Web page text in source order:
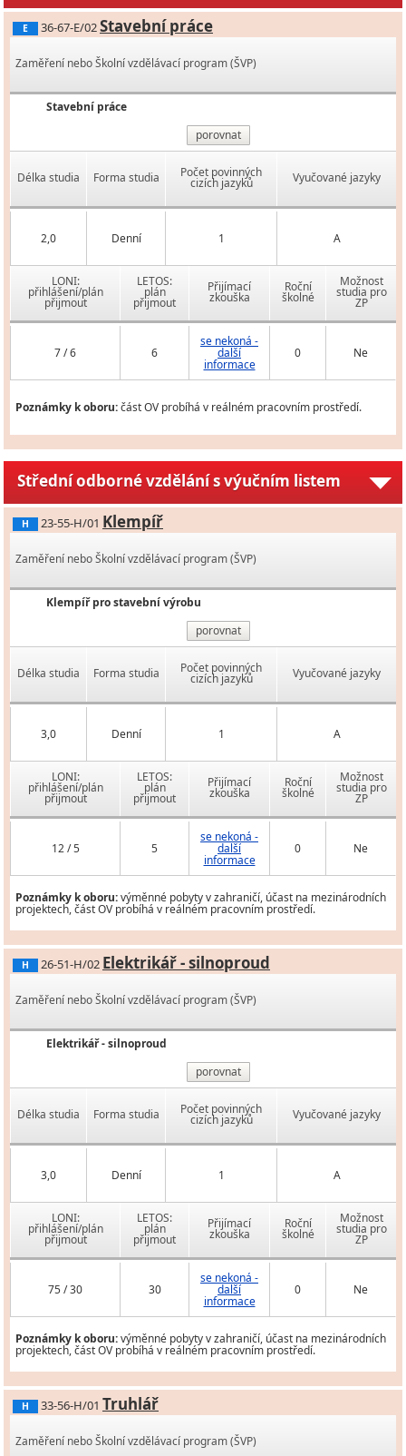
E 36-67-E/02Stavební práce
Zaměření nebo Školní vzdělávací program (ŠVP)
Stavební práce
porovnat
Délka studia Forma studia Počet povinných
cizích jazyků Vyučované jazyky
2,0 Denní 1 A
LONI:
přihlášení/plán
přijmout
LETOS:
plán
přijmout
Přijímací
zkouška
Roční
školné
Možnost
studia pro
ZP
7 / 6 6
se nekoná -
další
informace
0 Ne
Poznámky k oboru:část OV probíhá v reálném pracovním prostředí.
Střední odborné vzdělání s výučním listem
H 23-55-H/01 Klempíř
Zaměření nebo Školní vzdělávací program (ŠVP)
Klempíř pro stavební výrobu
porovnat
Délka studia Forma studia Počet povinných
cizích jazyků Vyučované jazyky
3,0 Denní 1 A
LONI:
přihlášení/plán
přijmout
LETOS:
plán
přijmout
Přijímací
zkouška
Roční
školné
Možnost
studia pro
ZP
12 / 5 5
se nekoná -
další
informace
0 Ne
Poznámky k oboru:výměnné pobyty v zahraničí, účast na mezinárodních
projektech, část OV probíhá v reálném pracovním prostředí.
H 26-51-H/02 Elektrikář - silnoproud
Zaměření nebo Školní vzdělávací program (ŠVP)
Elektrikář - silnoproud
porovnat
Délka studia Forma studia Počet povinných
cizích jazyků Vyučované jazyky
3,0 Denní 1 A
LONI:
přihlášení/plán
přijmout
LETOS:
plán
přijmout
Přijímací
zkouška
Roční
školné
Možnost
studia pro
ZP
75 / 30 30
se nekoná -
další
informace
0 Ne
Poznámky k oboru:výměnné pobyty v zahraničí, účast na mezinárodních
projektech, část OV probíhá v reálném pracovním prostředí.
H 33-56-H/01 Truhlář
Zaměření nebo Školní vzdělávací program (ŠVP)